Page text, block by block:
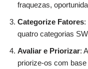
fraquezas,
Categorize Fatores:
quatro categorias
Avaliar e Priorizar:
priorize-os com